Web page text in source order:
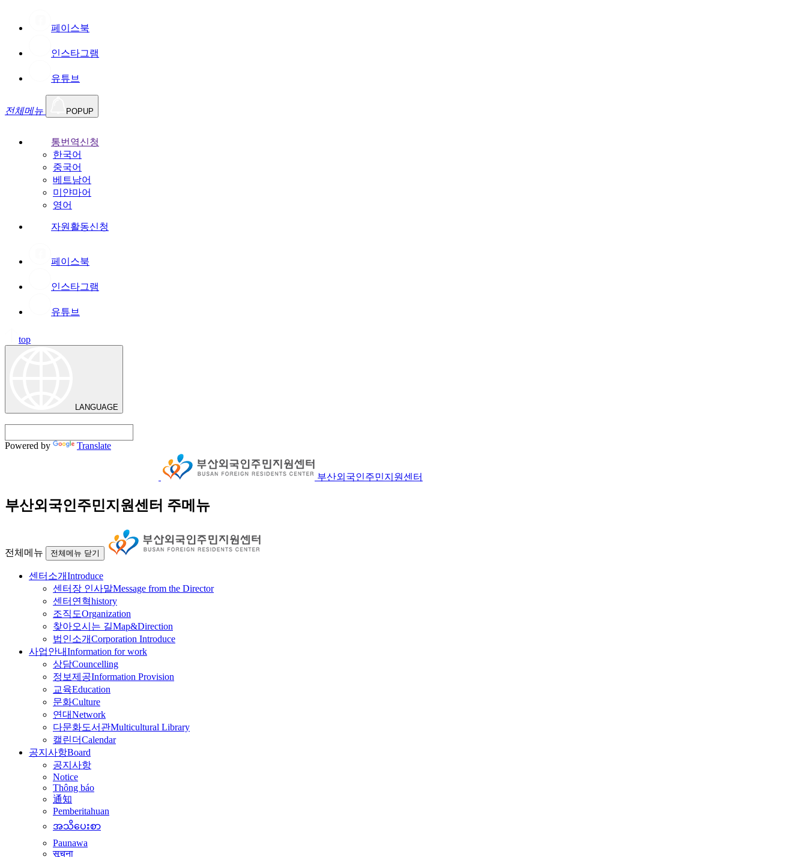
페이스북
인스타그램
유튜브
전체메뉴 POPUP
통번역신청
한국어
중국어
베트남어
미얀마어
영어
자원활동신청
페이스북
인스타그램
유튜브
top
LANGUAGE
Powered by Translate
부산외국인주민지원센터
부산외국인주민지원센터 주메뉴
전체메뉴 전체메뉴 닫기
센터소개Introduce
센터장 인사말Message from the Director
센터연혁history
조직도Organization
찾아오시는 길Map&Direction
법인소개Corporation Introduce
사업안내Information for work
상담Councelling
정보제공Information Provision
교육Education
문화Culture
연대Network
다문화도서관Multicultural Library
캘린더Calendar
공지사항Board
공지사항
Notice
Thông báo
通知
Pemberitahuan
အသိပေးစာ
Paunawa
सूचना